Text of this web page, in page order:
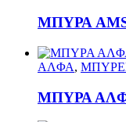
ΜΠΥΡΑ
ΑΛΦΑ,
ΜΠΥΡΑ